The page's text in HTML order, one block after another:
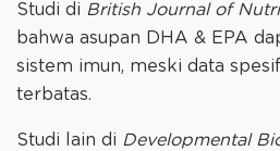
Studi di British Journal of
bahwa asupan DHA & EPA
sistem imun, meski data
terbatas.
Studi lain di Developmental